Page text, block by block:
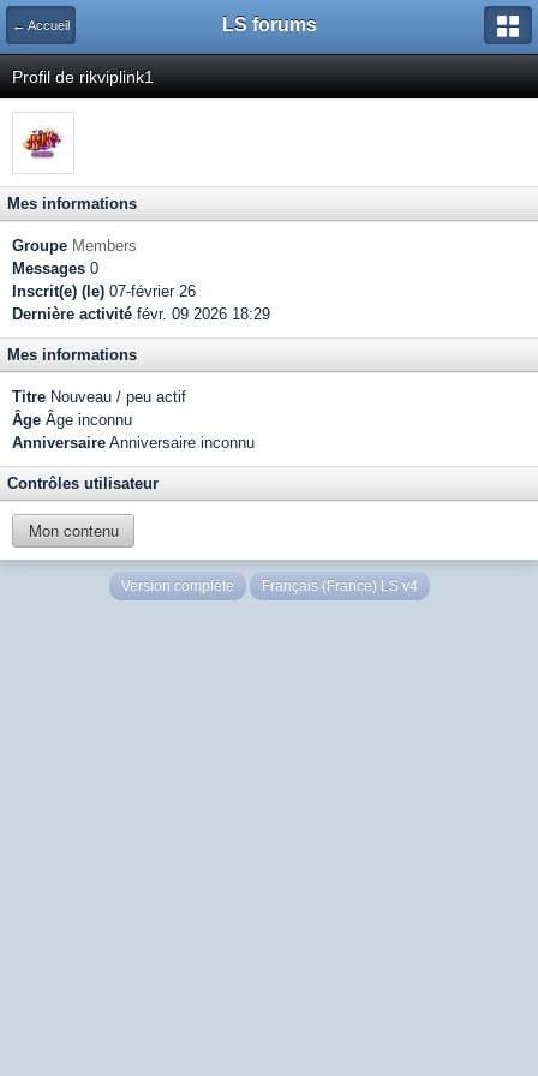
← Accueil LS forums
Profil de rikviplink1
Mes informations
Groupe Members
Messages 0
Inscrit(e) (le) 07-février 26
Dernière activité févr. 09 2026 18:29
Mes informations
Titre Nouveau / peu actif
Âge Âge inconnu
Anniversaire Anniversaire inconnu
Contrôles utilisateur
Mon contenu
Version complète Français (France) LS v4